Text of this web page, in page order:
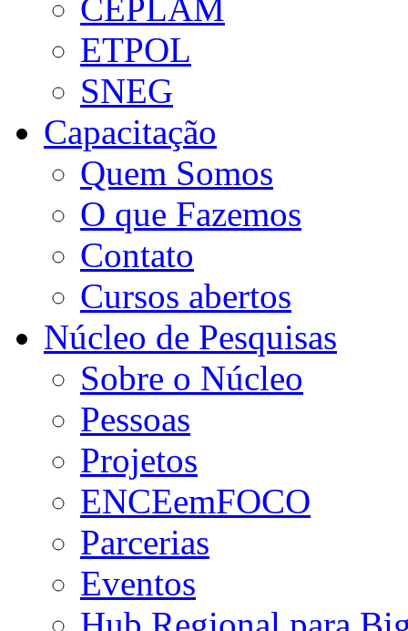
CEPLAM
ETPOL
SNEG
Capacitação
Quem Somos
O que Fazemos
Contato
Cursos abertos
Núcleo de Pesquisas
Sobre o Núcleo
Pessoas
Projetos
ENCEemFOCO
Parcerias
Eventos